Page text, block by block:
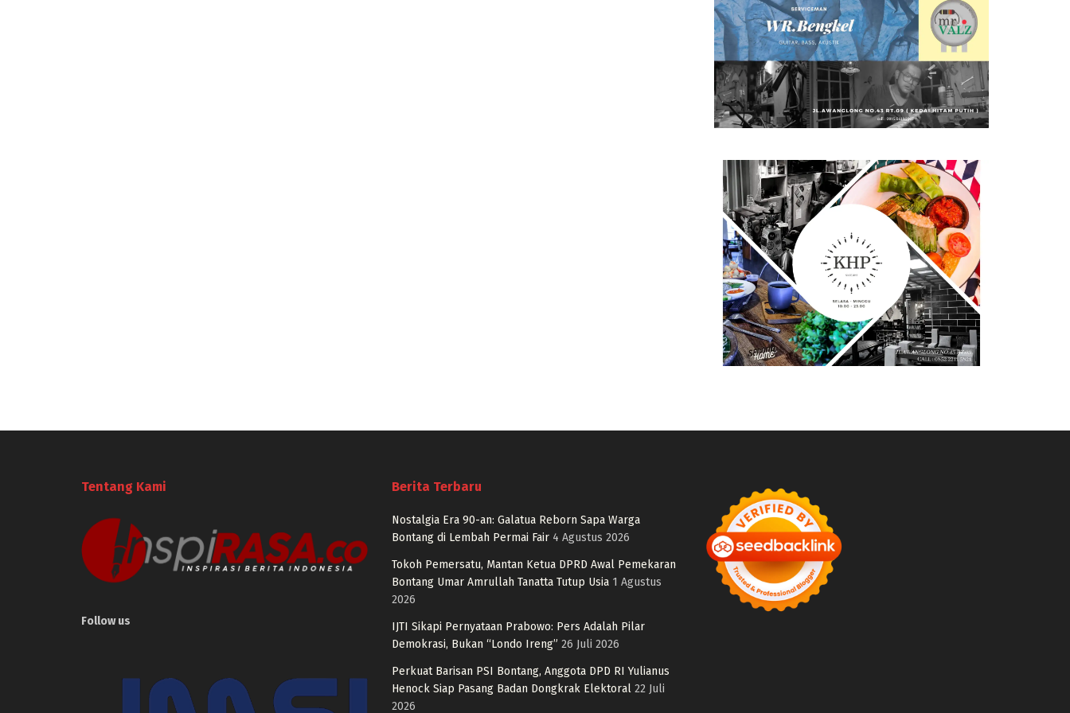
Tentang Kami
Follow us
Berita Terbaru
Nostalgia Era 90-an: Galatua Reborn Sapa Warga
Bontang di Lembah Permai Fair 4 Agustus 2026
Tokoh Pemersatu, Mantan Ketua DPRD Awal Pemekaran
Bontang Umar Amrullah Tanatta Tutup Usia 1 Agustus
2026
IJTI Sikapi Pernyataan Prabowo: Pers Adalah Pilar
Demokrasi, Bukan “Londo Ireng” 26 Juli 2026
Perkuat Barisan PSI Bontang, Anggota DPD RI Yulianus
Henock Siap Pasang Badan Dongkrak Elektoral 22 Juli
2026